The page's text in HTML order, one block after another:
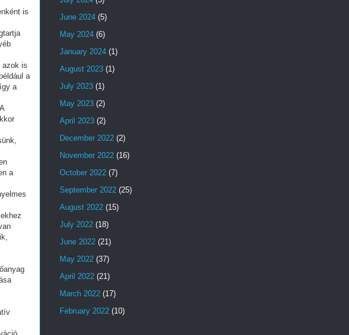
is
azok is
a
a
a
June 2024 (5)
May 2024 (6)
January 2024 (1)
August 2023 (1)
July 2023 (1)
May 2023 (2)
April 2023 (2)
December 2022 (2)
November 2022 (16)
October 2022 (7)
September 2022 (25)
August 2022 (15)
July 2022 (18)
June 2022 (21)
May 2022 (37)
April 2022 (21)
March 2022 (17)
February 2022 (10)